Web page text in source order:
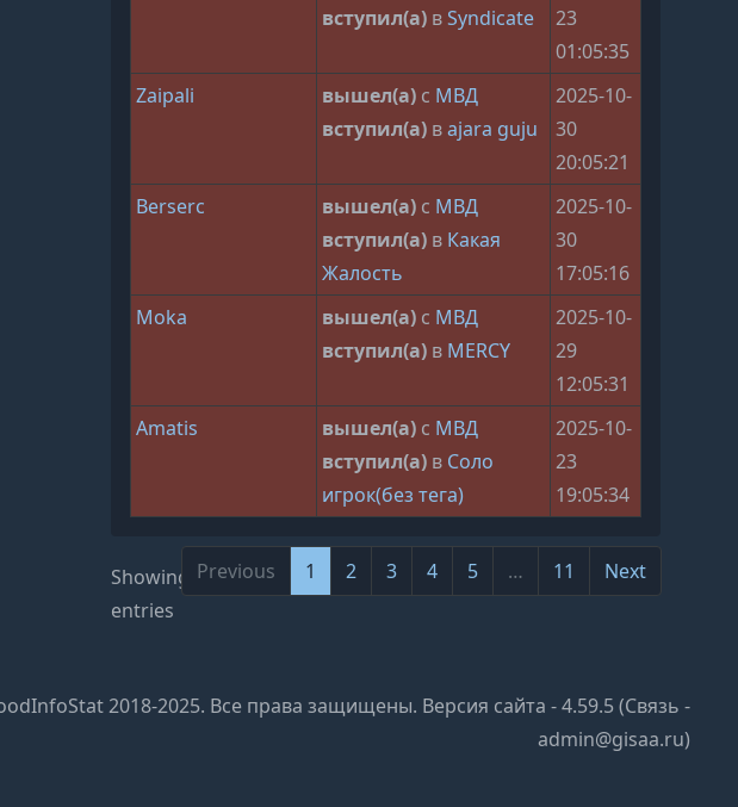
вступил(а) вSyndicate
23
01:05:35
Zaipali
вышел(а) с МВД
вступил(а) вajara guju
2025-10-
30
20:05:21
Berserc
вышел(а) с МВД
вступил(а) в Какая
Жалость
2025-10-
30
17:05:16
Moka
вышел(а) с МВД
вступил(а) в MERCY
2025-10-
29
12:05:31
Amatis
вышел(а) с МВД
вступил(а) в Соло
игрок(без тега)
2025-10-
23
19:05:34
Showing 1 to 10 of 110
entries
Previous 1 2 3 4 5 … 11 Next
2018-2025. Все права защищены. Версия сайта - 4.59.5 (Связь -
admin@gisaa.ru)